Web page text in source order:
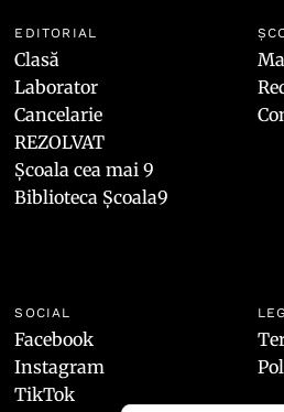
EDITORIAL
Clasă
Laborator
Cancelarie
REZOLVAT
Școala cea mai 9
Biblioteca Școala9
SOCIAL
Facebook
Instagram
TikTok